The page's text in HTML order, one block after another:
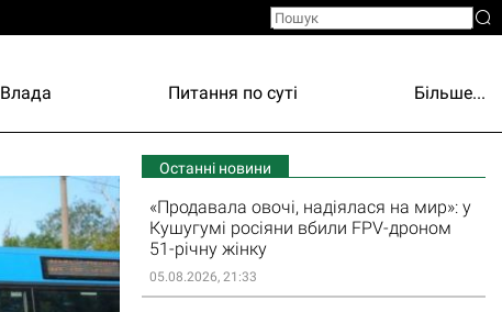
Влада Питання по суті Більше...
Останні новини
«Продавала овочі, надіялася на мир»: у
Кушугумі росіяни вбили FPV-дроном
51-річну жінку
05.08.2026, 21:33